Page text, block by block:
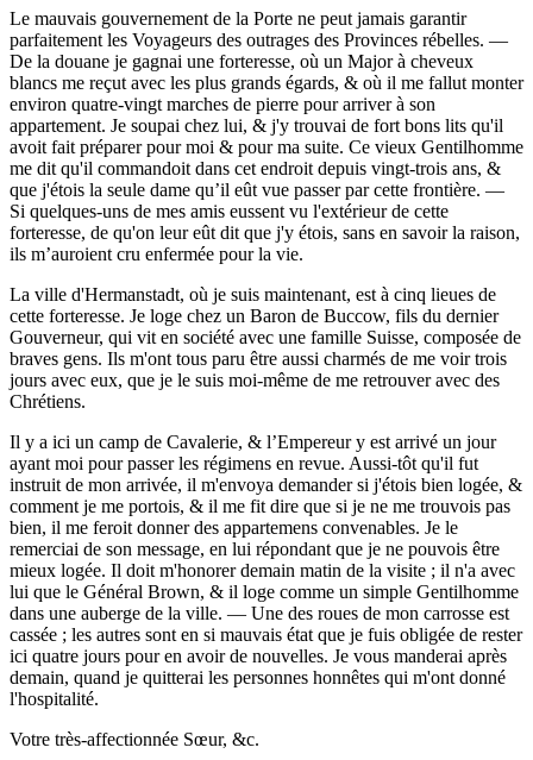
Le mauvais gouvernement de la Porte ne peut jamais garantir
parfaitement les Voyageurs des outrages des Provinces rébelles. —
De la douane je gagnai une forteresse, où un Major à cheveux
blancs me reçut avec les plus grands égards, & où il me fallut monter
environ quatre-vingt marches de pierre pour arriver à son
appartement. Je soupai chez lui, & j'y trouvai de fort bons lits qu'il
avoit fait préparer pour moi & pour ma suite. Ce vieux Gentilhomme
me dit qu'il commandoit dans cet endroit depuis vingt-trois ans, &
que j'étois la seule dame qu’il eût vue passer par cette frontière. —
Si quelques-uns de mes amis eussent vu l'extérieur de cette
forteresse, de qu'on leur eût dit que j'y étois, sans en savoir la raison,
ils m’auroient cru enfermée pour la vie.
La ville d'Hermanstadt, où je suis maintenant, est à cinq lieues de
cette forteresse. Je loge chez un Baron de Buccow, fils du dernier
Gouverneur, qui vit en société avec une famille Suisse, composée de
braves gens. Ils m'ont tous paru être aussi charmés de me voir trois
jours avec eux, que je le suis moi-même de me retrouver avec des
Chrétiens.
Il y a ici un camp de Cavalerie, & l’Empereur y est arrivé un jour
ayant moi pour passer les régimens en revue. Aussi-tôt qu'il fut
instruit de mon arrivée, il m'envoya demander si j'étois bien logée, &
comment je me portois, & il me fit dire que si je ne me trouvois pas
bien, il me feroit donner des appartemens convenables. Je le
remerciai de son message, en lui répondant que je ne pouvois être
mieux logée. Il doit m'honorer demain matin de la visite ; il n'a avec
lui que le Général Brown, & il loge comme un simple Gentilhomme
dans une auberge de la ville. — Une des roues de mon carrosse est
cassée ; les autres sont en si mauvais état que je fuis obligée de rester
ici quatre jours pour en avoir de nouvelles. Je vous manderai après
demain, quand je quitterai les personnes honnêtes qui m'ont donné
l'hospitalité.
Votre très-affectionnée Sœur, &c.